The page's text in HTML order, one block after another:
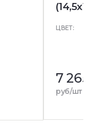
ЦВЕТ:
7 265
руб/шт